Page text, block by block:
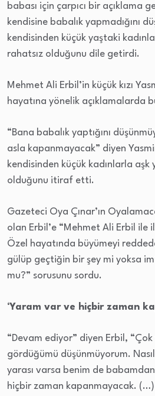
babası için çarpıcı bir açıklama
kendisine babalık yapmadığını
kendisinden küçük yaştaki
rahatsız olduğunu dile getirdi.
Mehmet Ali Erbil’in küçük kızı
hayatına yönelik açıklamalarda
“Bana babalık yaptığını
asla kapanmayacak” diyen
kendisinden küçük kadınlarla aşk
olduğunu itiraf etti.
Gazeteci Oya Çınar’ın
olan Erbil’e “Mehmet Ali Erbil
Özel hayatında büyümeyi
gülüp geçtiğin bir şey mi yoksa
mu?” sorusunu sordu.
‘Yaram var ve hiçbir zaman
“Devam ediyor” diyen Erbil,
gördüğümü düşünmüyorum.
yarası varsa benim de
hiçbir zaman kapanmayacak. (…)